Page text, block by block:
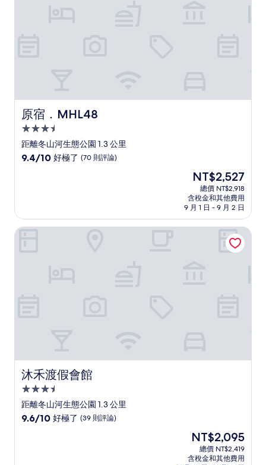
原宿．MHL48
原宿．MHL48
3.5
星
級
距離冬山河生態公園 1.3 公里
9.4
好
極
9.4/10 好極了 (70 則評論)
現
價
格
為
NT$2,527
NT$2,527
總價 NT$2,918
含稅金和其他費用
9 月 1 日 - 9 月 2 日
沐禾渡假會館
沐禾渡假會館
3.5
星
級
距離冬山河生態公園 1.3 公里
9.6
9.6/10 好極了 (39 則評論)
現
價
NT$2,095
總價 NT$2,419
含稅金和其他費用
沐禾渡假會館